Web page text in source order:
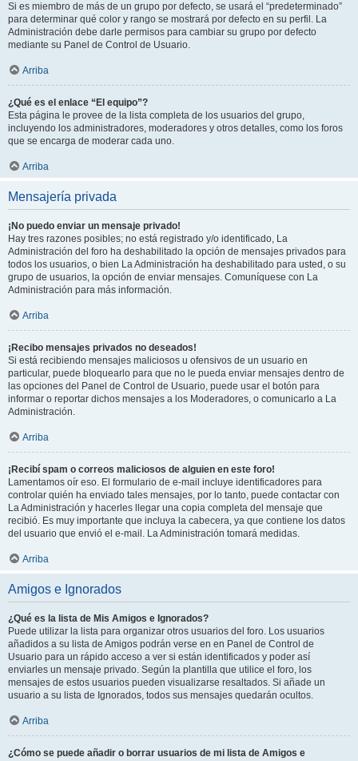
Si es miembro de más de un grupo por defecto, se usará el “predeterminado”
para determinar qué color y rango se mostrará por defecto en su perfil. La
Administración debe darle permisos para cambiar su grupo por defecto
mediante su Panel de Control de Usuario.
Arriba
¿Qué es el enlace “El equipo”?
Esta página le provee de la lista completa de los usuarios del grupo,
incluyendo los administradores, moderadores y otros detalles, como los foros
que se encarga de moderar cada uno.
Arriba
Mensajería privada
¡No puedo enviar un mensaje privado!
Hay tres razones posibles; no está registrado y/o identificado, La
Administración del foro ha deshabilitado la opción de mensajes privados para
todos los usuarios, o bien La Administración ha deshabilitado para usted, o su
grupo de usuarios, la opción de enviar mensajes. Comuníquese con La
Administración para más información.
Arriba
¡Recibo mensajes privados no deseados!
Si está recibiendo mensajes maliciosos u ofensivos de un usuario en
particular, puede bloquearlo para que no le pueda enviar mensajes dentro de
las opciones del Panel de Control de Usuario, puede usar el botón para
informar o reportar dichos mensajes a los Moderadores, o comunicarlo a La
Administración.
Arriba
¡Recibí spam o correos maliciosos de alguien en este foro!
Lamentamos oír eso. El formulario de e-mail incluye identificadores para
controlar quién ha enviado tales mensajes, por lo tanto, puede contactar con
La Administración y hacerles llegar una copia completa del mensaje que
recibió. Es muy importante que incluya la cabecera, ya que contiene los datos
del usuario que envió el e-mail. La Administración tomará medidas.
Arriba
Amigos e Ignorados
¿Qué es la lista de Mis Amigos e Ignorados?
Puede utilizar la lista para organizar otros usuarios del foro. Los usuarios
añadidos a su lista de Amigos podrán verse en en Panel de Control de
Usuario para un rápido acceso a ver si están identificados y poder así
enviarles un mensaje privado. Según la plantilla que utilice el foro, los
mensajes de estos usuarios pueden visualizarse resaltados. Si añade un
usuario a su lista de Ignorados, todos sus mensajes quedarán ocultos.
Arriba
¿Cómo se puede añadir o borrar usuarios de mi lista de Amigos e